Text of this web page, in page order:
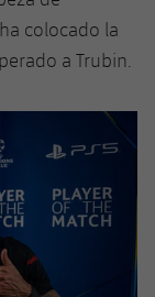
colocado la
a Trubin.